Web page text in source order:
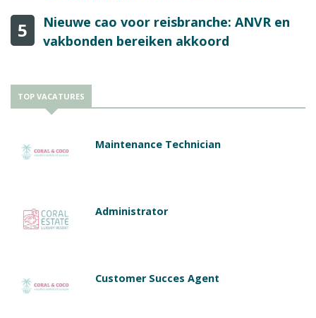
5
Nieuwe cao voor reisbranche: ANVR en
vakbonden bereiken akkoord
TOP VACATURES
Maintenance Technician
Administrator
Customer Succes Agent